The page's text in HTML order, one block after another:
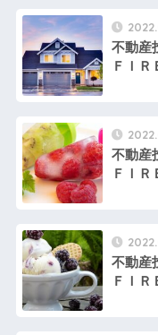
不動産
ＦＩＲ
不動産
ＦＩＲ
不動産
ＦＩＲ